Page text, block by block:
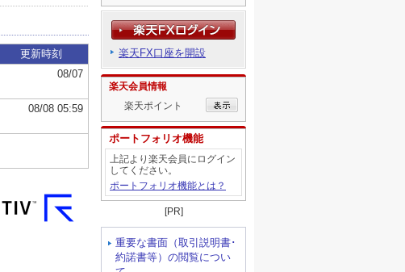
楽天FX口座を開設
楽天会員情報
楽天ポイント
ポートフォリオ機能
上記より楽天会員にログイン
してください。
ポートフォリオ機能とは？
[PR]
重要な書面（取引説明書･
約諾書等）の閲覧につい